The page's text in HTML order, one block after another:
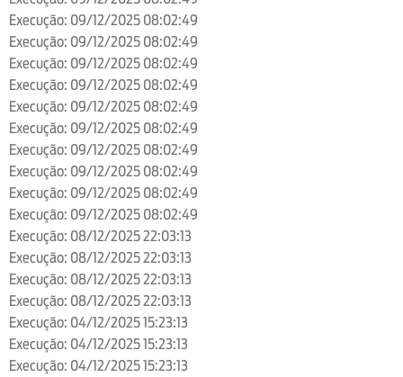
Execução: 09/12/2025 08:02:49
Execução: 09/12/2025 08:02:49
Execução: 09/12/2025 08:02:49
Execução: 09/12/2025 08:02:49
Execução: 09/12/2025 08:02:49
Execução: 09/12/2025 08:02:49
Execução: 09/12/2025 08:02:49
Execução: 09/12/2025 08:02:49
Execução: 09/12/2025 08:02:49
Execução: 09/12/2025 08:02:49
Execução: 08/12/2025 22:03:13
Execução: 08/12/2025 22:03:13
Execução: 08/12/2025 22:03:13
Execução: 08/12/2025 22:03:13
Execução: 04/12/2025 15:23:13
Execução: 04/12/2025 15:23:13
Execução: 04/12/2025 15:23:13